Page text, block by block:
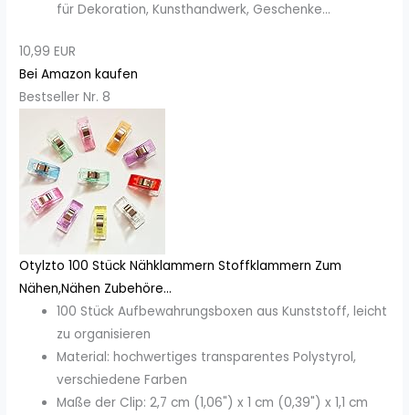
für Dekoration, Kunsthandwerk, Geschenke...
10,99 EUR
Bei Amazon kaufen
Bestseller Nr. 8
Otylzto 100 Stück Nähklammern Stoffklammern Zum
Nähen,Nähen Zubehöre...
100 Stück Aufbewahrungsboxen aus Kunststoff, leicht
zu organisieren
Material: hochwertiges transparentes Polystyrol,
verschiedene Farben
Maße der Clip: 2,7 cm (1,06") x 1 cm (0,39") x 1,1 cm